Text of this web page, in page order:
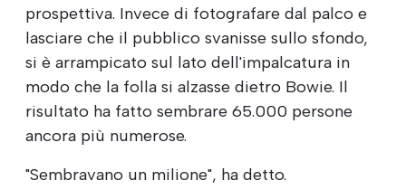
prospettiva. Invece di fotografare dal palco e
lasciare che il pubblico svanisse sullo sfondo,
si è arrampicato sul lato dell'impalcatura in
modo che la folla si alzasse dietro Bowie. Il
risultato ha fatto sembrare 65.000 persone
ancora più numerose.
"Sembravano un milione", ha detto.